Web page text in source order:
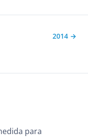
2014 →
para